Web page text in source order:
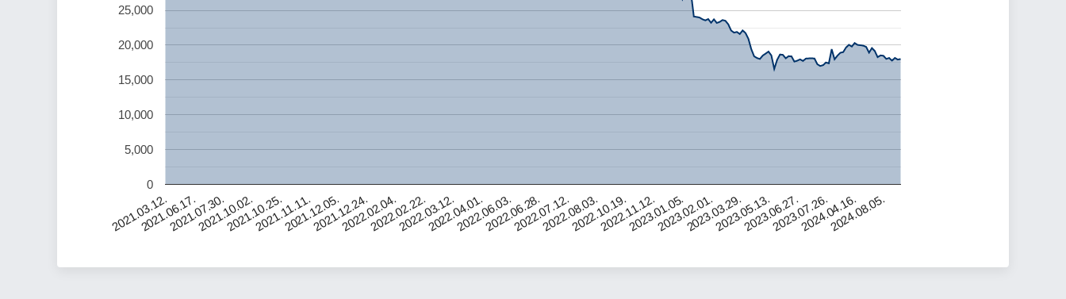
2021.03.12.
2021.06.17.2021.07.30.2021.10.02.2021.10.25.2021.11.11.2021.12.05.2021.12.24.2022.02.04.2022.02.22.2022.03.12.2022.04.01.2022.06.03.2022.06.28.2022.07.12.2022.08.03.2022.10.19.2022.11.12.2023.01.05.2023.02.01.2023.03.29.2023.05.13.2023.06.27.2023.07.26.2024.04.16.2024.08.05.
0
5,000
10,000
15,000
20,000
25,000